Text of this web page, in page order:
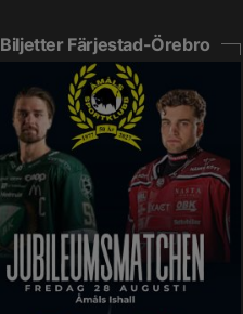
Biljetter Färjestad-Örebro